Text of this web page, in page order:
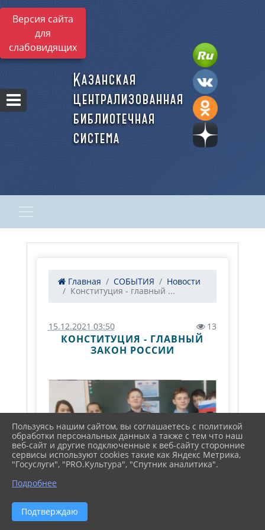
Версия сайта
для
слабовидящих
Казанская
централизованная
библиотечная
система
Главная СОБЫТИЯ
Новости
Конституция - главный ...
15.12.2021 03:50 13
КОНСТИТУЦИЯ - ГЛАВНЫЙ
ЗАКОН РОССИИ
Пользуясь нашим сайтом, вы соглашаетесь с политикой
обработки персональных данных а также с тем что наш
веб-сайт и другие подключенные к веб-сайту сторонние
сервисы используют cookies такие как Яндекс Метрика,
"Госуслуги", "PRO.Культура", "Спутник аналитика".
Подробнее
Подтверждаю